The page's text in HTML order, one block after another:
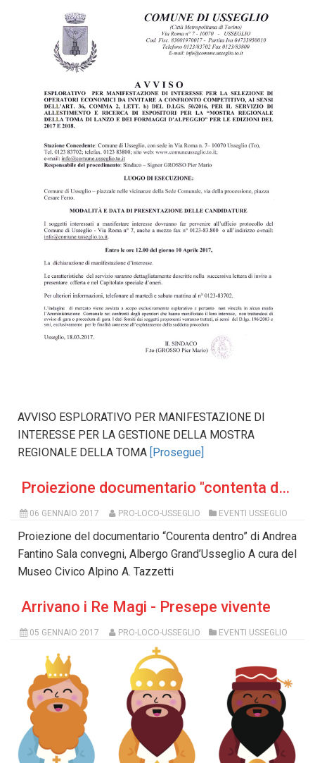
AVVISO ESPLORATIVO PER MANIFESTAZIONE DI
INTERESSE PER LA GESTIONE DELLA MOSTRA
REGIONALE DELLA TOMA [Prosegue]
Proiezione documentario "contenta dentro"
06 GENNAIO 2017 PRO-LOCO-USSEGLIO EVENTI USSEGLIO
Proiezione del documentario “Courenta dentro” di Andrea
Fantino Sala convegni, Albergo Grand’Usseglio A cura del
Museo Civico Alpino A. Tazzetti
Arrivano i Re Magi - Presepe vivente
05 GENNAIO 2017 PRO-LOCO-USSEGLIO EVENTI USSEGLIO